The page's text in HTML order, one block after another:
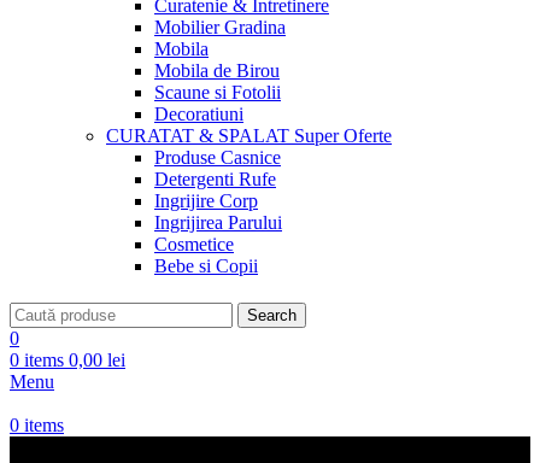
Curatenie & Intretinere
Mobilier Gradina
Mobila
Mobila de Birou
Scaune si Fotolii
Decoratiuni
CURATAT & SPALAT Super Oferte
Produse Casnice
Detergenti Rufe
Ingrijire Corp
Ingrijirea Parului
Cosmetice
Bebe si Copii
Search
0
0 items 0,00 lei
Menu
0 items